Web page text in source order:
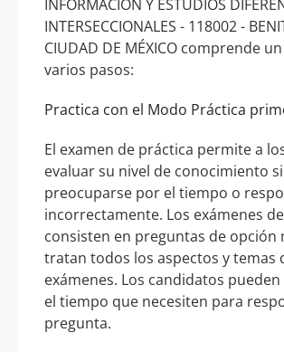
INFORMACION Y ESTUDIOS
INTERSECCIONALES - 118002 -
CIUDAD DE MÉXICO comprende
varios pasos:
Practica con el Modo Práctica
El examen de práctica permite a
evaluar su nivel de conocimiento
preocuparse por el tiempo o
incorrectamente. Los exámenes
consisten en preguntas de opción
tratan todos los aspectos y temas
exámenes. Los candidatos
el tiempo que necesiten para
pregunta.